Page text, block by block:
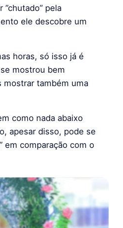
pela
ele descobre um
horas, só isso já é
mostrou bem
mostrar também uma
como nada abaixo
apesar disso, pode se
em comparação com o